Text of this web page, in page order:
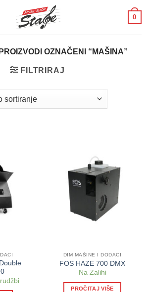
0
PROIZVODI OZNAČENI “MAŠINA”
FILTRIRAJ
DIM MAŠINE I DODACI
FOS HAZE 700 DMX
Na Zalihi
PROČITAJ VIŠE